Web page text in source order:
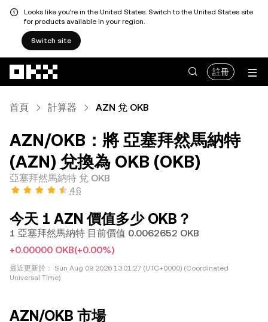
Looks like you're in the United States. Switch to the United States site
for products available in your region.
Switch site
註冊
首頁 計算器 AZN 兌 OKB
AZN/OKB：將 亞塞拜然馬納特
(AZN) 兌換為 OKB (OKB)
亞塞拜然馬納特 兌 OKB
4.6
今天 1 AZN 價值多少 OKB？
1 亞塞拜然馬納特 目前價值 0.0062652 OKB
+0.00000 OKB(+0.00%)
最近更新於：
Sun Aug 09 2026 13:01:27 (UTC+0000) (Coordinated
Universal Time)
AZN/OKB 市場